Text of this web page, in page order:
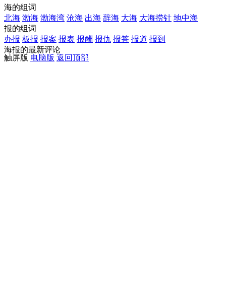
海的组词
北海 渤海 渤海湾 沧海 出海 辞海 大海 大海捞针 地中海
报的组词
办报 板报 报案 报表 报酬 报仇 报答 报道 报到
海报的最新评论
触屏版 电脑版 返回顶部